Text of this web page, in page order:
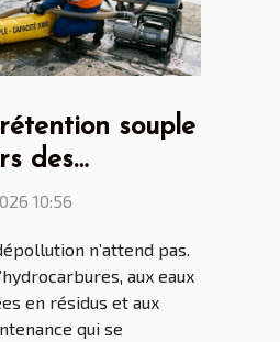
souple
des
dépollution
10:56
n’attend pas.
aux eaux
en résidus et aux
qui se